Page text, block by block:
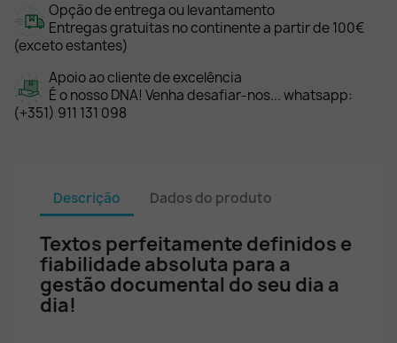
Opção de entrega ou levantamento
Entregas gratuitas no continente a partir de 100€
(exceto estantes)
Apoio ao cliente de excelência
É o nosso DNA! Venha desafiar-nos... whatsapp:
(+351) 911 131 098
Descrição Dados do produto
Textos perfeitamente definidos e
fiabilidade absoluta para a
gestão documental do seu dia a
dia!